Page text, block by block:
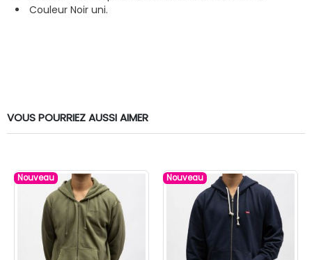
Couleur Noir uni.
VOUS POURRIEZ AUSSI AIMER
Nouveau Nouveau